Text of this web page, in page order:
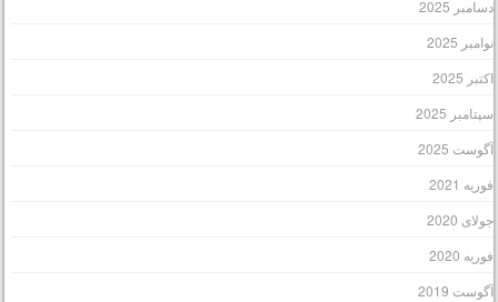
2025
2025
2025
2025
2025
2021
2020
2020
2019